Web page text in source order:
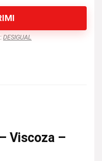
DESIGUAL
Viscoza –